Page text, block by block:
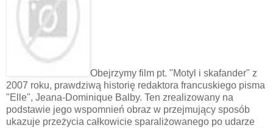
Obejrzymy film pt. "Motyl i skafander" z
2007 roku, prawdziwą historię redaktora francuskiego pisma
"Elle", Jeana-Dominique Balby. Ten zrealizowany na
podstawie jego wspomnień obraz w przejmujący sposób
ukazuje przeżycia całkowicie sparaliżowanego po udarze